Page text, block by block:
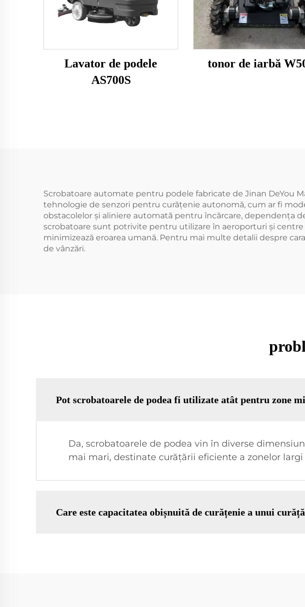
Lavator de podele
AS700S
tonor de iarbă
Scrobatoare automate pentru podele fabricate de Jinan DeYou
tehnologie de senzori pentru curățenie autonomă, cum ar fi
obstacolelor și aliniere automată pentru încărcare, dependența
scrobatoare sunt potrivite pentru utilizare în aeroporturi și
minimizează eroarea umană. Pentru mai multe detalii despre
de vânzări.
Pot scrobatoarele de podea fi utilizate atât pentru zone
Da, scrobatoarele de podea vin în diverse
mai mari, destinate curățării eficiente a zonelor
Care este capacitatea obișnuită de curățenie a unui